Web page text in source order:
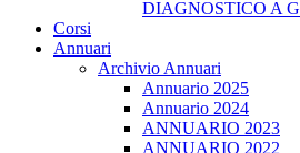
DIAGNOSTICO A
Corsi
Annuari
Archivio Annuari
Annuario 2025
Annuario 2024
ANNUARIO 2023
ANNUARIO 2022